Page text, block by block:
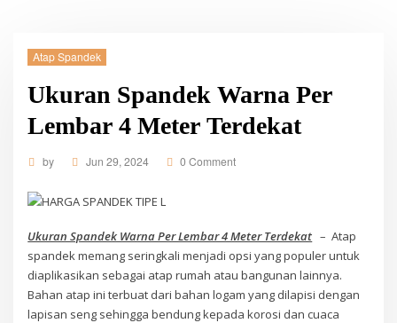
Atap Spandek
Ukuran Spandek Warna Per
Lembar 4 Meter Terdekat
by Jun 29, 2024 0 Comment
Ukuran Spandek Warna Per Lembar 4 Meter Terdekat – Atap
spandek memang seringkali menjadi opsi yang populer untuk
diaplikasikan sebagai atap rumah atau bangunan lainnya.
Bahan atap ini terbuat dari bahan logam yang dilapisi dengan
lapisan seng sehingga bendung kepada korosi dan cuaca